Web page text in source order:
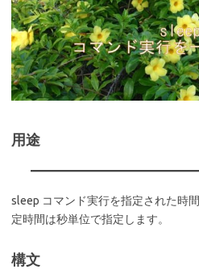
用途
sleep コマンド実行を指定された時
定時間は秒単位で指定します。
構文